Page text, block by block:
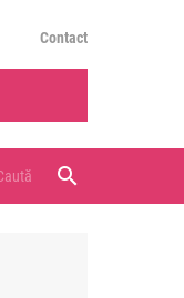
Contact